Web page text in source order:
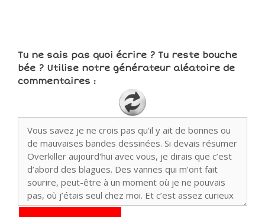
Tu ne sais pas quoi écrire ? Tu reste bouche
bée ? Utilise notre générateur aléatoire de
commentaires :